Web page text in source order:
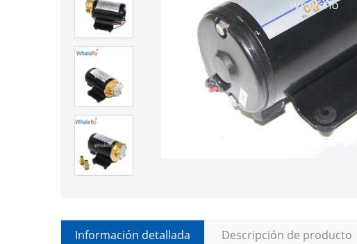
Información detallada Descripción de producto